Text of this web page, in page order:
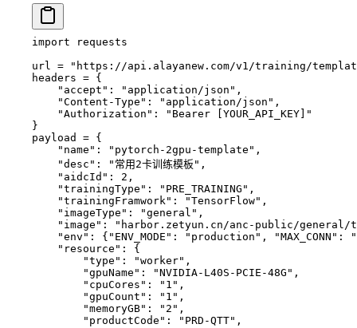
import requests
url = "https://api.alayanew.com/v1/training/
headers = {
    "accept"
: "application/json" ,
    "Content-Type"
: "application/json" ,
    "Authorization"
:
"Bearer [YOUR_API_KEY]"
}
payload = {
    "name"
: "pytorch-2gpu-template" ,
    "desc"
: "常用2卡训练模板" ,
    "aidcId"
: 2 ,
    "trainingType"
: "PRE_TRAINING" ,
    "trainingFramwork"
: "TensorFlow" ,
    "imageType"
: "general" ,
    "image"
:
"harbor.zetyun.cn/anc-public/
    "env"
: { "ENV_MODE" : "production" , "MAX_CONN" :
    "resource"
: {
        "type"
: "worker" ,
        "gpuName"
: "NVIDIA-L40S-PCIE-48G" ,
        "cpuCores"
: "1" ,
        "gpuCount"
: "1" ,
        "memoryGB"
: "2" ,
        "productCode"
: "PRD-QTT" ,